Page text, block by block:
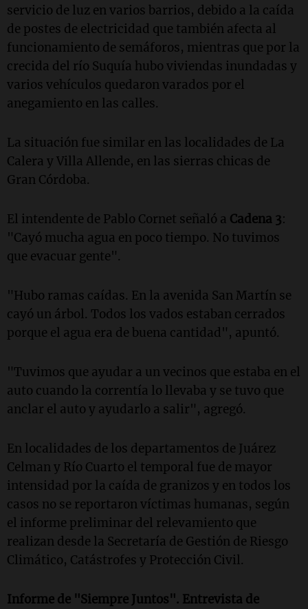
servicio de luz en varios barrios, debido a la caída
de postes de electricidad que también afecta al
funcionamiento de semáforos, mientras que por la
crecida del río Suquía hubo viviendas inundadas y
varios vehículos quedaron varados por el
anegamiento en las calles.
La situación fue similar en las localidades de La
Calera y Villa Allende, en las sierras chicas de
Gran Córdoba.
El intendente de Pablo Cornet señaló a Cadena 3:
"Cayó mucha agua en poco tiempo. No tuvimos
que evacuar gente".
"Hubo ramas caídas. En la avenida San Martín se
cayó un árbol. Todos los vados estaban cerrados
porque el agua era de buena cantidad", apuntó.
"Tuvimos que ayudar a un vecinos que estaba en el
auto cuando la correntía lo llevaba y se tuvo que
anclar el auto y ayudarlo a salir", agregó.
En localidades de los departamentos de Juárez
Celman y Río Cuarto el temporal fue de mayor
intensidad por la caída de granizos y en todos los
casos no se reportaron víctimas humanas, según
el informe preliminar del relevamiento que
realizan desde la Secretaría de Gestión de Riesgo
Climático, Catástrofes y Protección Civil.
Informe de "Siempre Juntos". Entrevista de